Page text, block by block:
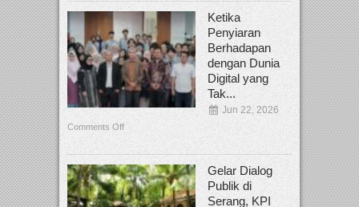
Ketika
Penyiaran
Berhadapan
dengan Dunia
Digital yang
Tak...
Jun 22, 2026
Comments Off
Gelar Dialog
Publik di
Serang, KPI